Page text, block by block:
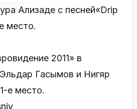
Ализаде с песней«Drip
место.
2011» в
Гасымов и Нигяр
е место.